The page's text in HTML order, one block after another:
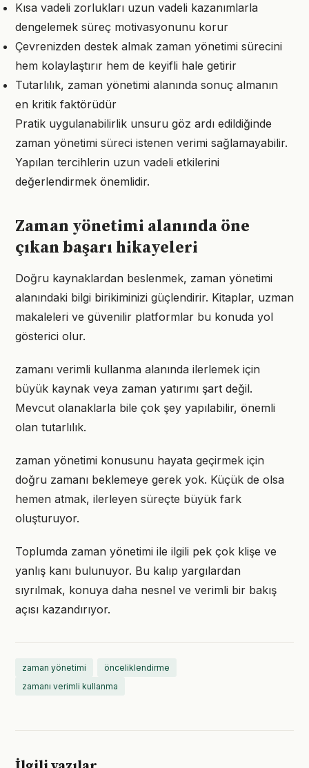
Kısa vadeli zorlukları uzun vadeli kazanımlarla
dengelemek süreç motivasyonunu korur
Çevrenizden destek almak zaman yönetimi sürecini
hem kolaylaştırır hem de keyifli hale getirir
Tutarlılık, zaman yönetimi alanında sonuç almanın
en kritik faktörüdür
Pratik uygulanabilirlik unsuru göz ardı edildiğinde
zaman yönetimi süreci istenen verimi sağlamayabilir.
Yapılan tercihlerin uzun vadeli etkilerini
değerlendirmek önemlidir.
Zaman yönetimi alanında öne
çıkan başarı hikayeleri
Doğru kaynaklardan beslenmek, zaman yönetimi
alanındaki bilgi birikiminizi güçlendirir. Kitaplar, uzman
makaleleri ve güvenilir platformlar bu konuda yol
gösterici olur.
zamanı verimli kullanma alanında ilerlemek için
büyük kaynak veya zaman yatırımı şart değil.
Mevcut olanaklarla bile çok şey yapılabilir, önemli
olan tutarlılık.
zaman yönetimi konusunu hayata geçirmek için
doğru zamanı beklemeye gerek yok. Küçük de olsa
hemen atmak, ilerleyen süreçte büyük fark
oluşturuyor.
Toplumda zaman yönetimi ile ilgili pek çok klişe ve
yanlış kanı bulunuyor. Bu kalıp yargılardan
sıyrılmak, konuya daha nesnel ve verimli bir bakış
açısı kazandırıyor.
zaman yönetimi
önceliklendirme
zamanı verimli kullanma